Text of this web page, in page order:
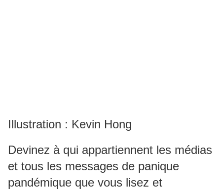
Illustration : Kevin Hong
Devinez à qui appartiennent les médias
et tous les messages de panique
pandémique que vous lisez et